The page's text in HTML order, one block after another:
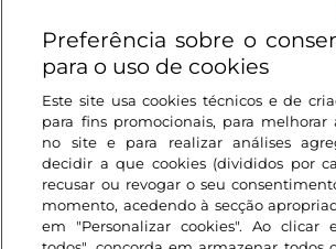
Ligações úteis
Iniciar sessão
Mantenha-se em contacto
Preferência sobre o
para o uso de cookies
Este site usa cookies técnicos e de
para fins promocionais, para melhorar
no site e para realizar análises
decidir a que cookies (divididos por
recusar ou revogar o seu
momento, acedendo à secção
em "Personalizar cookies". Ao clicar